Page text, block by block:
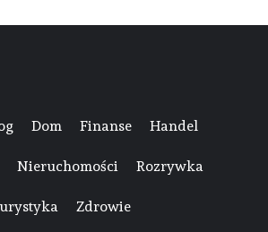
Dom Finanse Handel
Nieruchomości Rozrywka
Zdrowie